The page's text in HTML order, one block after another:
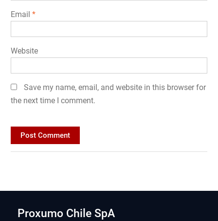
Email *
Website
Save my name, email, and website in this browser for
the next time I comment.
Proxumo Chile SpA